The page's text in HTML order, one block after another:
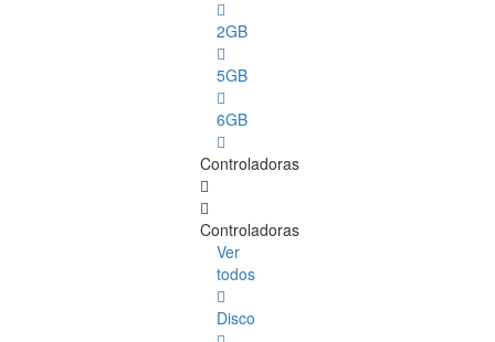
2GB
5GB
6GB
Controladoras
Controladoras
Ver
todos
Disco